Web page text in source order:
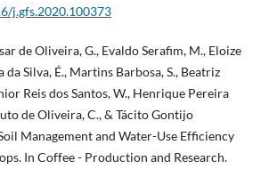
j.gfs.2020.100373
de Oliveira, G., Evaldo Serafim, M., Eloize
Silva, É., Martins Barbosa, S., Beatriz
Reis dos Santos, W., Henrique Pereira
de Oliveira, C., & Tácito Gontijo
Management and Water-Use Efficiency
In Coffee - Production and Research.